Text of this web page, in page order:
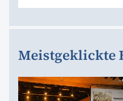
Meistgeklickte